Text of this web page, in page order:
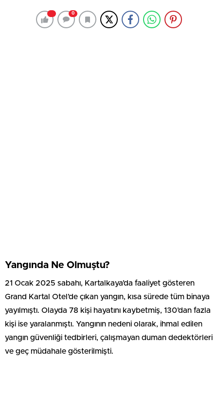
0
Yangında Ne Olmuştu?
21 Ocak 2025 sabahı, Kartalkaya’da faaliyet gösteren
Grand Kartal Otel’de çıkan yangın, kısa sürede tüm binaya
yayılmıştı. Olayda 78 kişi hayatını kaybetmiş, 130’dan fazla
kişi ise yaralanmıştı. Yangının nedeni olarak, ihmal edilen
yangın güvenliği tedbirleri, çalışmayan duman dedektörleri
ve geç müdahale gösterilmişti.